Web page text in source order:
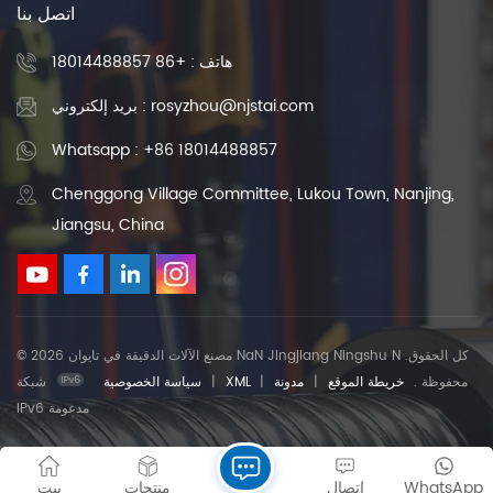
اتصل بنا
هاتف : +86 18014488857
بريد إلكتروني : rosyzhou@njstai.com
Whatsapp : +86 18014488857
Chenggong Village Committee, Lukou Town, Nanjing,
Jiangsu, China
© 2026 مصنع الآلات الدقيقة في تايوان NaN Jingjiang Ningshu N .كل الحقوق
محفوظة . خريطة الموقع | مدونة |
XML
| سياسة الخصوصية
شبكة
IPv6 مدعومة